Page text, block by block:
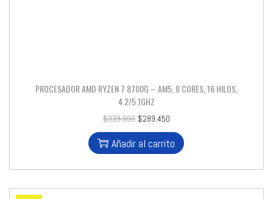
PROCESADOR AMD RYZEN 7 8700G – AM5, 8 CORES, 16 HILOS,
4.2/5.1GHZ
$339.990 $289.450
Añadir al carrito